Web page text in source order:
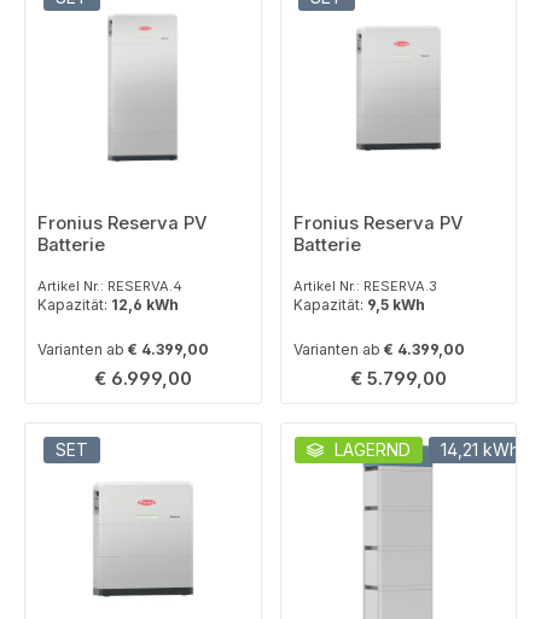
Fronius Reserva PV
Batterie
Artikel Nr.: RESERVA.4
Kapazität: 12,6 kWh
Varianten ab € 4.399,00
Regulärer Preis:
€ 6.999,00
Fronius Reserva PV
Batterie
Artikel Nr.: RESERVA.3
Kapazität: 9,5 kWh
Varianten ab € 4.399,00
Regulärer Preis:
€ 5.799,00
SET LAGERND 14,21 kWh